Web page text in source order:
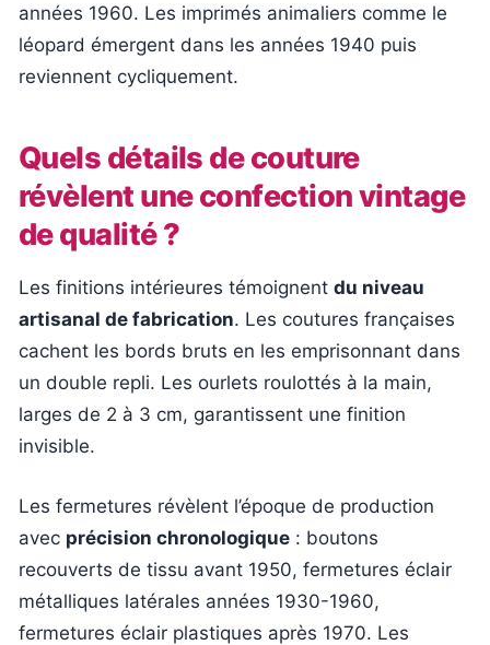
années 1960. Les imprimés animaliers comme le
léopard émergent dans les années 1940 puis
reviennent cycliquement.
Quels détails de couture
révèlent une confection vintage
de qualité ?
Les finitions intérieures témoignent du niveau
artisanal de fabrication. Les coutures françaises
cachent les bords bruts en les emprisonnant dans
un double repli. Les ourlets roulottés à la main,
larges de 2 à 3 cm, garantissent une finition
invisible.
Les fermetures révèlent l’époque de production
avec précision chronologique : boutons
recouverts de tissu avant 1950, fermetures éclair
métalliques latérales années 1930-1960,
fermetures éclair plastiques après 1970. Les